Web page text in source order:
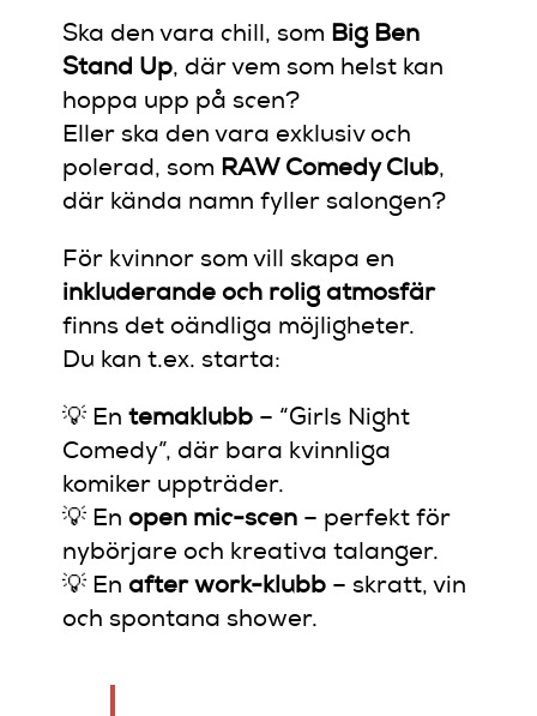
Ska den vara chill, som Big Ben
Stand Up, där vem som helst kan
hoppa upp på scen?
Eller ska den vara exklusiv och
polerad, som RAW Comedy Club,
där kända namn fyller salongen?
För kvinnor som vill skapa en
inkluderande och rolig atmosfär
finns det oändliga möjligheter.
Du kan t.ex. starta:
💡 Entemaklubb – “Girls Night
Comedy”, där bara kvinnliga
komiker uppträder.
💡 Enopen mic-scen – perfekt för
nybörjare och kreativa talanger.
💡 Enafter work-klubb – skratt, vin
och spontana shower.